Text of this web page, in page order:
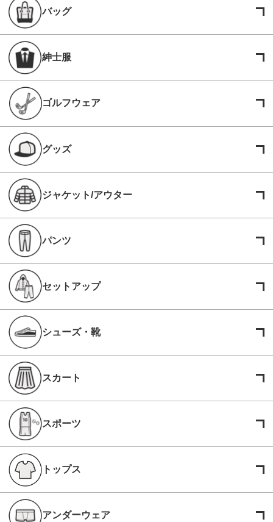
バッグ
紳士服
ゴルフウェア
グッズ
ジャケット/アウター
パンツ
セットアップ
シューズ・靴
スカート
スポーツ
トップス
アンダーウェア